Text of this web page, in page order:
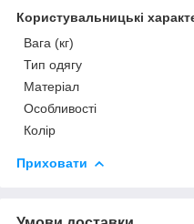
Користувальницькі
Вага (кг)
Тип одягу
Матеріал
Особливості
Колір
Приховати